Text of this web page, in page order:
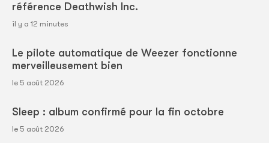
référence Deathwish Inc.
il y a 12 minutes
Le pilote automatique de Weezer fonctionne
merveilleusement bien
le 5 août 2026
Sleep : album confirmé pour la fin octobre
le 5 août 2026